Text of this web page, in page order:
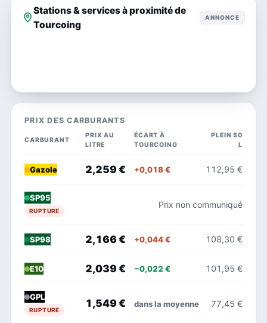
Stations & services à proximité de
Tourcoing
ANNONCE
PRIX DES CARBURANTS
CARBURANT
PRIX AU
LITRE
ÉCART À
TOURCOING
PLEIN 50
L
Gazole 2,259 € +0,018 € 112,95 €
SP95
RUPTURE
Prix non communiqué
SP98 2,166 € +0,044 € 108,30 €
E10 2,039 € −0,022 € 101,95 €
GPL
RUPTURE
1,549 € dans la moyenne 77,45 €